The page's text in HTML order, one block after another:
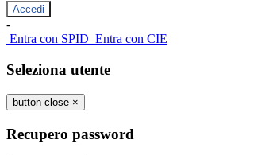
-
Entra con SPID Entra con CIE
Seleziona utente
button close ×
Recupero password